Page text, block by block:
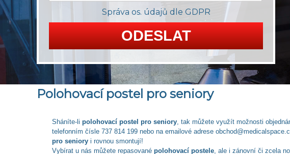
Správa os. údajů dle GDPR
Polohovací postel pro seniory
Sháníte-li polohovací postel pro seniory, tak můžete využít možnosti
telefonním čísle 737 814 199 nebo na emailové adrese
pro seniory i rovnou smontují!
Vybírat u nás můžete repasované polohovací postele, ale i zánovní či zcela